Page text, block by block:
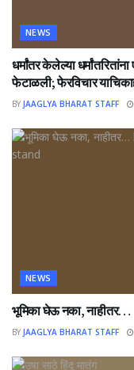
NEWS
धर्मांतर केलेल्या
फेटाळली; फेरविचार
BY JAAGLYA BHARAT STAFF
NEWS
भूमिका घेऊ नका, नाहीतर…
BY JAAGLYA BHARAT STAFF